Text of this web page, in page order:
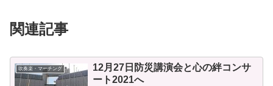
関連記事
吹奏楽・マーチング
12月27日防災講演会と心の絆コンサ
ート2021へ